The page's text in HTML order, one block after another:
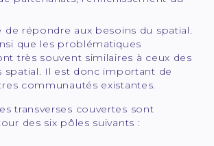
de répondre aux besoins du spatial.
que les problématiques
très souvent similaires à ceux des
spatial. Il est donc important de
communautés existantes.
transverses couvertes sont
des six pôles suivants :